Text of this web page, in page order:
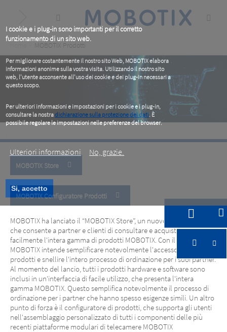
I cookie e i plug-in sono importanti per il corretto
funzionamento di un sito web.
Per migliorare costantemente il nostro sito Web, MOBOTIX elabora
informazioni anonime sulla vostra visita. Utilizzando il nostro sito
web, l'utente acconsente all'uso dei cookie e dei plug-in necessari a
questo scopo.
Per ulteriori informazioni e impostazioni per i cookie e i plug-in,
consultare la nostradichiarazione sulla protezione dei dati. È
possibile regolare le impostazioni nelle preferenze del browser.
Ulteriori informazioni
No, grazie.
Si, accetto
content
Breadcrumb
MOBOTIX Prodotti
MOBOTIX Store
www.mobotixstore.com
MOBOTIX Store
www.mobotixstore.com
MOBOTIX Store
MOBOTIX Configuratore Prodotti
MOBOTIX ha lanciato il “MOBOTIX Store”, un nuovo negozio online
che consente a partner e clienti di consultare e acquistare
facilmente l'intera gamma di prodotti MOBOTIX. Con il nuovo store,
MOBOTIX intende semplificare notevolmente l'accesso ai suoi
prodotti e snellire l'intero processo di ordinazione per i suoi partner.
Al momento del lancio, tutti i prodotti hardware e software sono
inclusi in un'interfaccia di facile utilizzo, che presenta l'intera
gamma MOBOTIX. Questo semplifica notevolmente il processo di
ordinazione per i partner che hanno spesso esigenze simili. Un altro
punto di forza è il configuratore di prodotti, che supporta gli utenti
nell'assemblaggio personalizzato di tutti i componenti delle più
recenti piattaforme modulari di telecamere MOBOTIX